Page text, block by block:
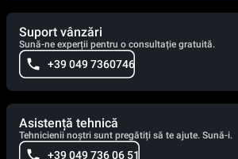
Suport vânzări
Sună-ne experții pentru o consultație gratuită.
+39 049 7360746
Asistență tehnică
Tehnicienii noștri sunt pregătiți să te ajute. Sună-i.
+39 049 736 06 51